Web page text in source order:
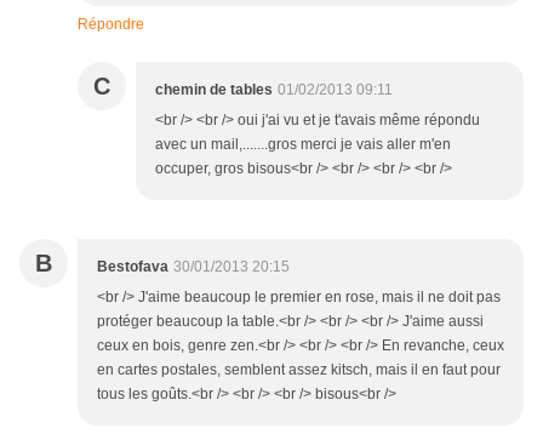
Répondre
C chemin de tables 01/02/2013 09:11
<br /> <br /> oui j'ai vu et je t'avais même répondu
avec un mail,.......gros merci je vais aller m'en
occuper, gros bisous<br /> <br /> <br /> <br />
B Bestofava 30/01/2013 20:15
<br /> J'aime beaucoup le premier en rose, mais il ne doit pas
protéger beaucoup la table.<br /> <br /> <br /> J'aime aussi
ceux en bois, genre zen.<br /> <br /> <br /> En revanche, ceux
en cartes postales, semblent assez kitsch, mais il en faut pour
tous les goûts.<br /> <br /> <br /> bisous<br />